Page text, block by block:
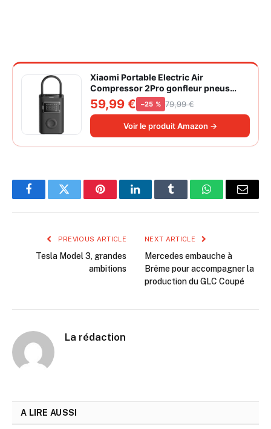
Xiaomi Portable Electric Air
Compressor 2Pro gonfleur pneus
voiture | ±1PSI Contrôle pression
pneus, 45s gonflage rapide, batterie
longue durée, avec éclairage, grand
cylindre à air 27 mm
59,99 € −25 % 79,99 €
Voir le produit Amazon →
FacebookTwitter PinterestLinkedInTumblr WhatsAppEmail
PREVIOUS ARTICLE
Tesla Model 3, grandes
ambitions
NEXT ARTICLE
Mercedes embauche à
Brême pour accompagner la
production du GLC Coupé
La rédaction
A LIRE AUSSI